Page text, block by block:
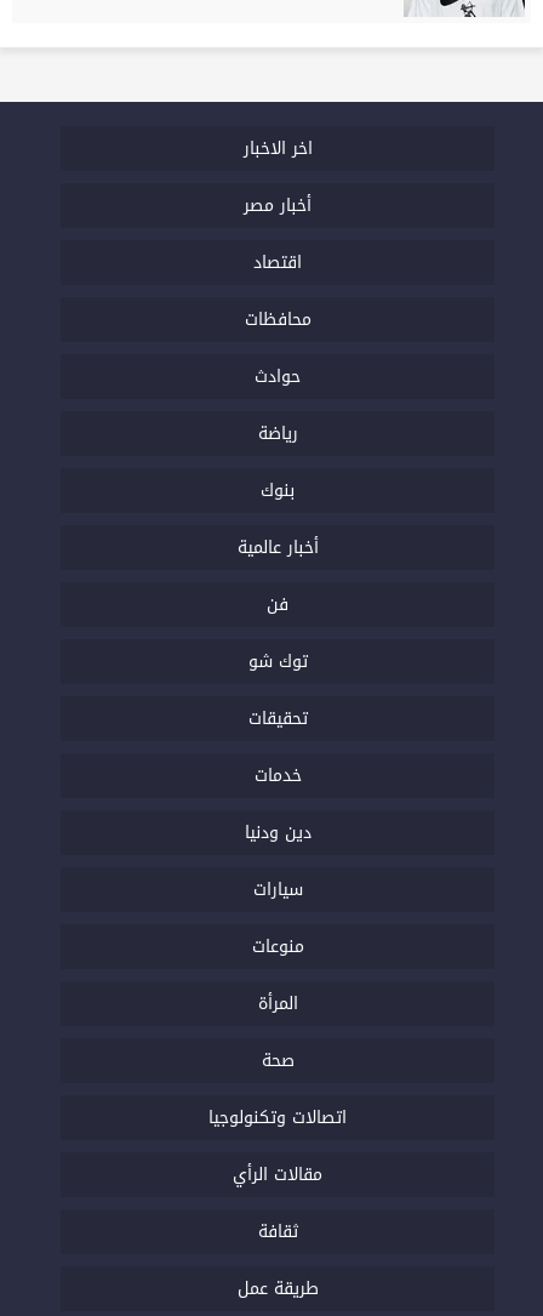
اخر الاخبار
أخبار مصر
اقتصاد
محافظات
حوادث
رياضة
بنوك
أخبار عالمية
فن
توك شو
تحقيقات
خدمات
دين ودنيا
سيارات
منوعات
المرأة
صحة
اتصالات وتكنولوجيا
مقالات الرأي
ثقافة
طريقة عمل